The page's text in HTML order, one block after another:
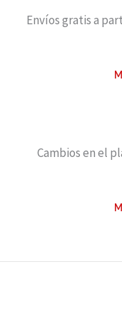
Envíos gratis a
Cambios en el